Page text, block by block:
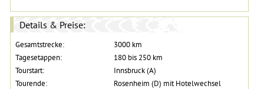
Details & Preise:
Gesamtstrecke:
3000 km
Tagesetappen:
180 bis 250 km
Tourstart:
Innsbruck (A)
Tourende:
Rosenheim (D) mit Hotelwechsel